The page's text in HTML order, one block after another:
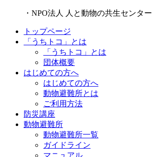
・NPO法人 人と動物の共生センター
トップページ
「うちトコ」とは
「うちトコ」とは
団体概要
はじめての方へ
はじめての方へ
動物避難所とは
ご利用方法
防災講座
動物避難所
動物避難所一覧
ガイドライン
マニュアル